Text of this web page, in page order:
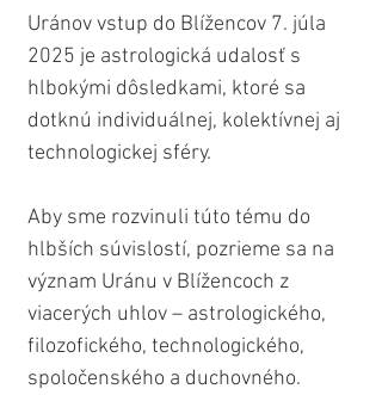
Uránov vstup do Blížencov 7. júla
2025 je astrologická udalosť s
hlbokými dôsledkami, ktoré sa
dotknú individuálnej, kolektívnej aj
technologickej sféry.
Aby sme rozvinuli túto tému do
hlbších súvislostí, pozrieme sa na
význam Uránu v Blížencoch z
viacerých uhlov – astrologického,
filozofického, technologického,
spoločenského a duchovného.